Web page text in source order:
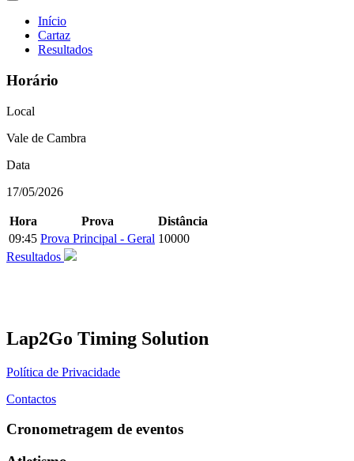
Início
Cartaz
Resultados
Horário
Local
Vale de Cambra
Data
17/05/2026
Hora Prova
Distância
09:45 Prova Principal - Geral 10000
Resultados
Lap2Go Timing Solution
Política de Privacidade
Contactos
Cronometragem de eventos